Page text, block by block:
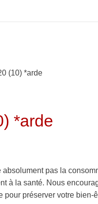
(10) *arde
*arde
pas la
à la santé. Nous
préserver votre bien-